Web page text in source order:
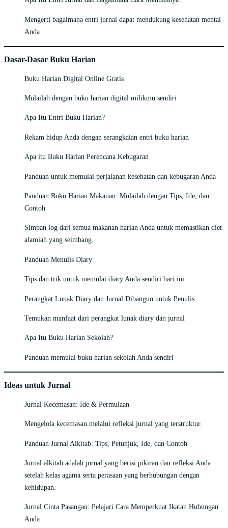
Mengerti bagaimana entri jurnal dapat mendukung kesehatan mental
Anda
Dasar-Dasar Buku Harian
Buku Harian Digital Online Gratis
Mulailah dengan buku harian digital milikmu sendiri
Apa Itu Entri Buku Harian?
Rekam hidup Anda dengan serangkaian entri buku harian
Apa itu Buku Harian Perencana Kebugaran
Panduan untuk memulai perjalanan kesehatan dan kebugaran Anda
Panduan Buku Harian Makanan: Mulailah dengan Tips, Ide, dan
Contoh
Simpan log dari semua makanan harian Anda untuk memastikan diet
alamiah yang seimbang.
Panduan Menulis Diary
Tips dan trik untuk memulai diary Anda sendiri hari ini
Perangkat Lunak Diary dan Jurnal Dibangun untuk Penulis
Temukan manfaat dari perangkat lunak diary dan jurnal
Apa Itu Buku Harian Sekolah?
Panduan memulai buku harian sekolah Anda sendiri
Ideas untuk Jurnal
Jurnal Kecemasan: Ide & Permulaan
Mengelola kecemasan melalui refleksi jurnal yang terstruktur.
Panduan Jurnal Alkitab: Tips, Petunjuk, Ide, dan Contoh
Jurnal alkitab adalah jurnal yang berisi pikiran dan refleksi Anda
setelah kelas agama serta perasaan yang berhubungan dengan
kehidupan.
Jurnal Cinta Pasangan: Pelajari Cara Memperkuat Ikatan Hubungan
Anda